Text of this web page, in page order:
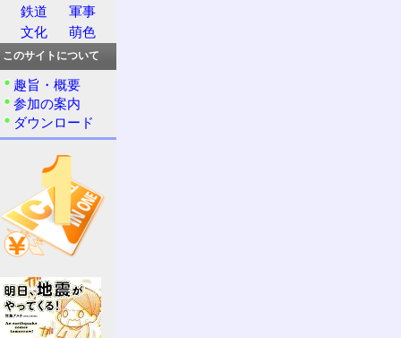
鉄道
軍事
文化
萌色
このサイトについて
趣旨・概要
参加の案内
ダウンロード